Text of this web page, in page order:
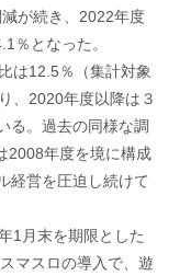
が続き、2022年度
％となった。
は12.5％（集計対象
、2020年度以降は３
る。過去の同様な調
2008年度を境に構成
経営を圧迫し続けて
1月末を期限とした
マスロの導入で、遊